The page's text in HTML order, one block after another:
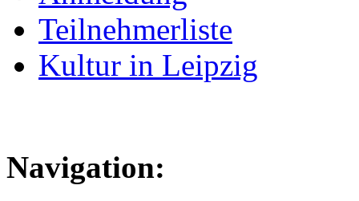
Teilnehmerliste
Kultur in Leipzig
Navigation: